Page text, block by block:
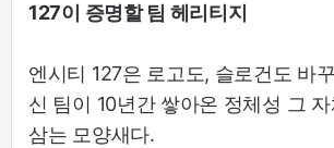
127이 증명할 팀 헤리티지
엔시티 127은 로고도, 슬로건도 바
신 팀이 10년간 쌓아온 정체성 그
삼는 모양새다.